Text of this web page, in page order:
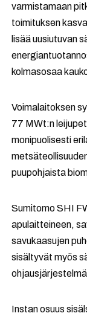
varmistamaan
toimituksen
lisää uusiutuvan
kolmasosaa
Voimalaitoksen
77 MWt:n
monipuolisesti
puupohjaista
Sumitomo SHI
apulaitteineen,
savukaasujen
sisältyvät myös
Instan osuus